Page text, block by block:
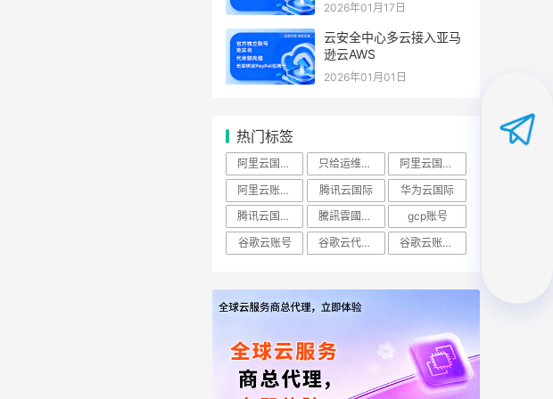
2026年01月17日
云安全中心多云接入亚马
逊云AWS
2026年01月01日
热门标签
阿里云国际账号 只给运维开ECS查看权限怎么做？
阿里云国际站
阿里云账号购买：（RAM）授权
腾讯云国际
华为云国际
腾讯云国际版
騰訊雲國際站
gcp账号
谷歌云账号
谷歌云代理商 谷歌云账号购买